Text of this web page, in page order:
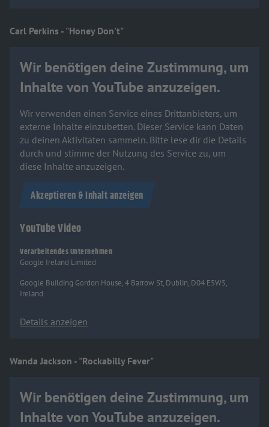
Carl Perkins - "Honey Don't"
Wir benötigen deine Zustimmung, um
Inhalte von YouTube anzuzeigen.
Wir verwenden einen Service eines Drittanbieters, um
externe Inhalte einzubetten. Dieser Service kann Daten
zu deinen Aktivitäten sammeln. Bitte lese dir die Details
durch und stimme der Nutzung des Service zu, um
diese Inhalte anzuzeigen.
Akzeptieren & Inhalt anzeigen
YouTube Video
Verarbeitendes Unternehmen
Google Ireland Limited
Google Building Gordon House, 4 Barrow St, Dublin, D04 E5W5,
Ireland
Details anzeigen
Wanda Jackson - "Rockabilly Fever"
Wir benötigen deine Zustimmung, um
Inhalte von YouTube anzuzeigen.